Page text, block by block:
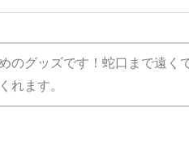
のグッズです！蛇口まで遠く
れます。